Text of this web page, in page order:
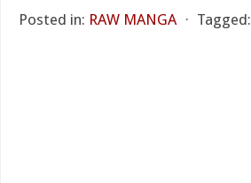
Posted in: RAW MANGA ⋅ Tagged: